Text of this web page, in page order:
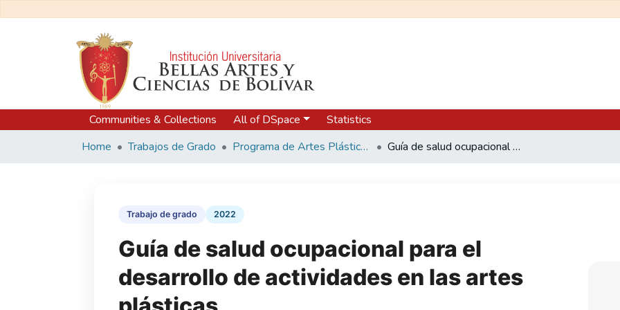
Communities & Collections All of DSpace
Statistics
Home
Trabajos de Grado Programa de Artes Plásticas Guía de salud ocupacional para el desarrollo de actividades en las artes plásticas
Trabajo de grado 2022
Guía de salud ocupacional para el
desarrollo de actividades en las artes